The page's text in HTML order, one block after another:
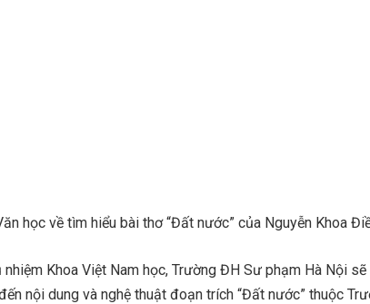
học về tìm hiểu bài thơ “Đất nước” của Nguyễn Khoa
nhiệm Khoa Việt Nam học, Trường ĐH Sư phạm Hà Nội
nội dung và nghệ thuật đoạn trích “Đất nước” thuộc